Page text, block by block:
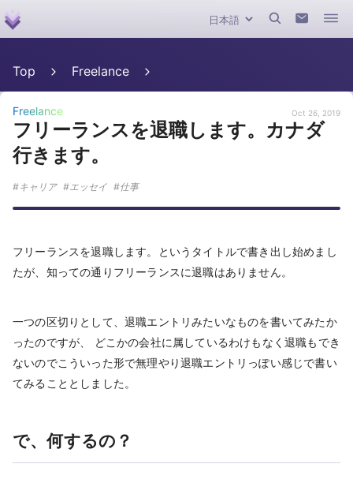
Top Freelance
Freelance Oct 26, 2019
フリーランスを退職します。カナダ
行きます。
キャリア エッセイ 仕事
フリーランスを退職します。というタイトルで書き出し始めまし
たが、知っての通りフリーランスに退職はありません。
一つの区切りとして、退職エントリみたいなものを書いてみたか
ったのですが、 どこかの会社に属しているわけもなく退職もでき
ないのでこういった形で無理やり退職エントリっぽい感じで書い
てみることとしました。
で、何するの？